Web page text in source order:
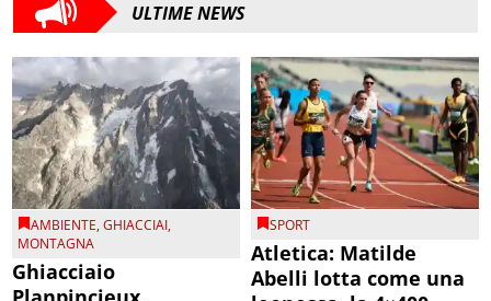
ULTIME NEWS
AMBIENTE,GHIACCIAI,
MONTAGNA
Ghiacciaio
SPORT
Atletica: Matilde
Abelli lotta come una